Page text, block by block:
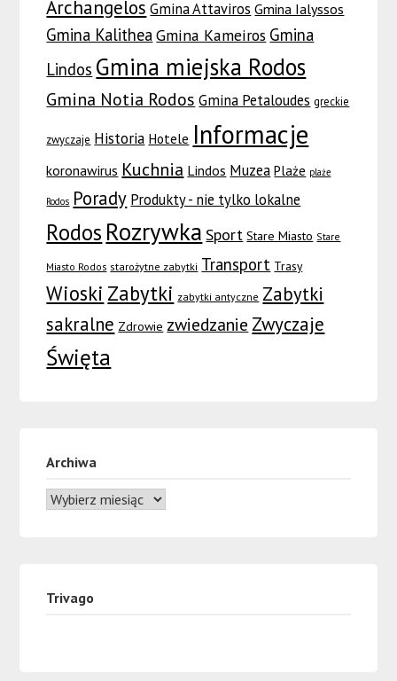
Archangelos Gmina Attaviros Gmina Ialyssos
Gmina KalitheaGmina Kameiros Gmina
Lindos Gmina miejska Rodos
Gmina Notia Rodos Gmina Petaloudes greckie
zwyczaje Historia Hotele Informacje
koronawirus Kuchnia Lindos Muzea Plaże plaże
Rodos Porady Produkty - nie tylko lokalne
Rodos Rozrywka Sport Stare Miasto Stare
Miasto Rodos starożytne zabytki Transport Trasy
Wioski Zabytki zabytki antyczne Zabytki
sakralne Zdrowie zwiedzanie Zwyczaje
Święta
Archiwa
Trivago